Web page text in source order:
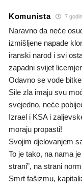
Komunista 7
Naravno da neće
izmišljene napade
iranski narod i svi
zapadni svijet
Odavno se vode
Sile zla imaju svu
svejedno, neće
Izrael i KSA i
moraju propasti!
Svojim djelovanjem
To je tako, na nama
strani”, na strani
Smrt fašizmu,